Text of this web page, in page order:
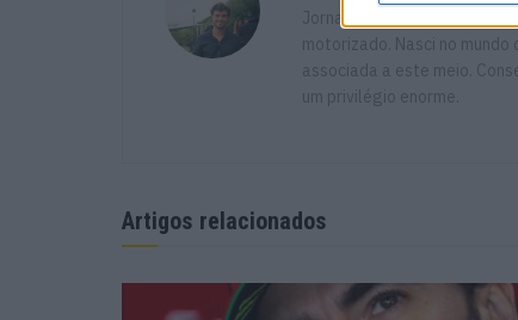
Jornalista para o site
motorizado. Nasci no
associada a este meio.
um privilégio enorme.
Artigos relacionados